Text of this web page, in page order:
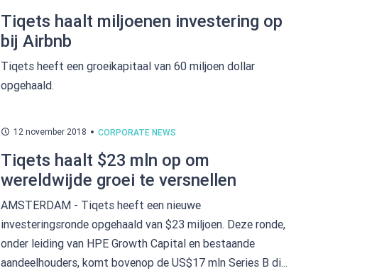
Tiqets haalt miljoenen investering op
bij Airbnb
Tiqets heeft een groeikapitaal van 60 miljoen dollar
opgehaald.
12 november 2018 CORPORATE NEWS
Tiqets haalt $23 mln op om
wereldwijde groei te versnellen
AMSTERDAM - Tiqets heeft een nieuwe
investeringsronde opgehaald van $23 miljoen. Deze ronde,
onder leiding van HPE Growth Capital en bestaande
aandeelhouders, komt bovenop de US$17 mln Series B di...